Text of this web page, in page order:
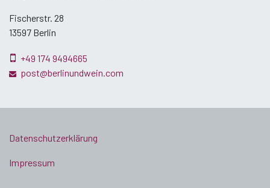
Fischerstr. 28
13597 Berlin
+49 174 9494665
post@berlinundwein.com
Datenschutzerklärung
Impressum